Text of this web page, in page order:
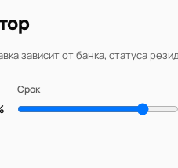
зависит от банка, статуса
Срок